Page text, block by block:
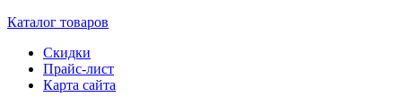
Каталог товаров
Скидки
Прайс-лист
Карта сайта